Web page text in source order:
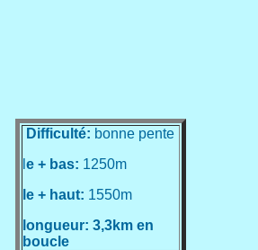
Difficulté: bonne pente
e + bas: 1250m
le + haut: 1550m
longueur: 3,3km en
boucle